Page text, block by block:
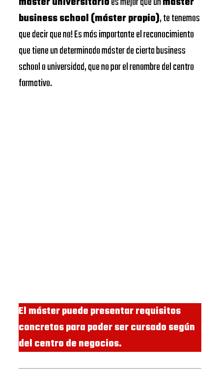
business school (máster propio), te tenemos
que decir que no! Es más importante el reconocimiento
que tiene un determinado máster de cierta business
school o universidad, que no por el renombre del centro
formativo.
El máster puede presentar requisitos
concretos para poder ser cursado según
del centro de negocios.